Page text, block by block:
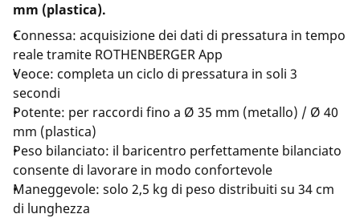
mm (plastica).
Connessa: acquisizione dei dati di pressatura in tempo
reale tramite ROTHENBERGER App
Veoce: completa un ciclo di pressatura in soli 3
secondi
Potente: per raccordi fino a Ø 35 mm (metallo) / Ø 40
mm (plastica)
Peso bilanciato: il baricentro perfettamente bilanciato
consente di lavorare in modo confortevole
Maneggevole: solo 2,5 kg di peso distribuiti su 34 cm
di lunghezza